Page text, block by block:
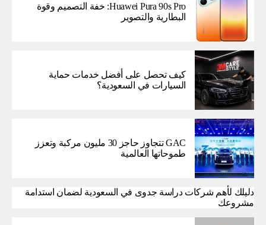
Huawei Pura 90s Pro: خفة التصميم وقوة
البطارية والتصوير
كيف تحصل على أفضل خدمات حماية
السيارات في السعودية؟
GAC تتجاوز حاجز 30 مليون مركبة وتعزز
طموحاتها العالمية
دليلك لأهم شركات دراسة جدوى في السعودية لضمان استدامة
مشروعك